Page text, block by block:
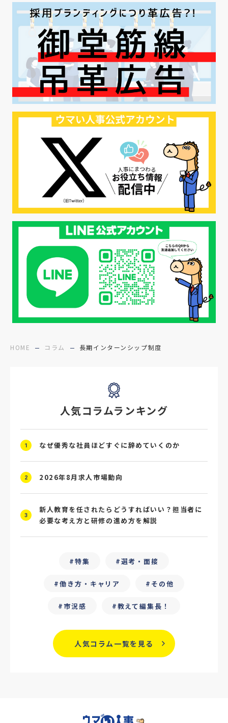
HOME コラム 長期インターンシップ制度
#第二新卒 #採用の効率化
#AI活用 #職場カルチャーギャップ
#早期退職 #ハラスメント
#ハラスメント対策 #SNS活用
#リクルーター制度 #内定辞退の防止
#歩留まり改善 #採用ナーチャリング
#採用CX #学内セミナー #カジュアル面談
#転職ファストパス #PRO #採用代行
#エシカル採用 #エシカル就活
#メンタルヘルス #年間採用計画
#年間採用 #応募数の増やし方 #26卒
#27採用プレ #高校生採用
#面接フィードバック #不法就労
#障害者雇用 #メリット #ベネフィット
#医療福祉介護 #業界動向 #採用力
#求人広告
#スクラム採用 #転職イベント #転職フェア
#賃上げ #人事数珠繋ぎ
#4P分析 #競合他社
#ChatGPT #タイパ #就活動向
#フリーランス保護新法 #デイワーク
#雇用型ギグワーク #面接
#人材の見極め方 #面接評価シート
#戦略人事 #業界別
#働き方改革 #労務 #リーダーシップ
人気コラムランキング
1 なぜ優秀な社員ほどすぐに辞めていくのか
2 2026年8月求人市場動向
3
新人教育を任されたらどうすればいい？担当者に
必要な考え方と研修の進め方を解説
特集 選考・面接
働き方・キャリア その他
市況感 教えて編集長！
人気コラム一覧を見る